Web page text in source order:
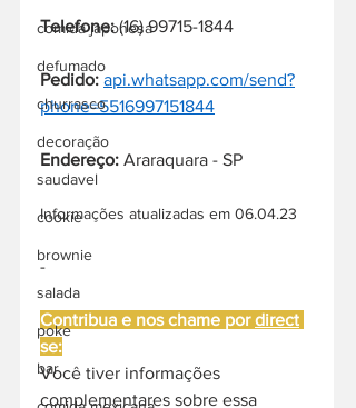
comida japonesa
defumado
churrasco
decoração
saudavel
cookie
brownie
salada
poke
bar
Telefone: (16) 99715-1844
Pedido: api.whatsapp.com/send?
phone=5516997151844
Endereço: Araraquara - SP
Informações atualizadas em 06.04.23
-
Contribua e nos chame por direct
se:
Você tiver informações
complementares sobre essa